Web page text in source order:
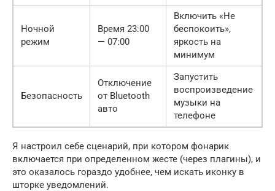
Ночной
режим
Время 23:00
— 07:00
Включить «Не
беспокоить»,
яркость на
минимум
Безопасность
Отключение
от Bluetooth
авто
Запустить
воспроизведение
музыки на
телефоне
Я настроил себе сценарий, при котором фонарик
включается при определенном жесте (через плагины), и
это оказалось гораздо удобнее, чем искать иконку в
шторке уведомлений.